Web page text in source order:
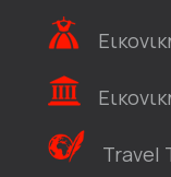
Travel